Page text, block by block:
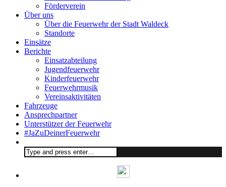
Förderverein
Über uns
Über die Feuerwehr der Stadt Waldeck
Standorte
Einsätze
Berichte
Einsatzabteilung
Jugendfeuerwehr
Kinderfeuerwehr
Feuerwehrmusik
Vereinsaktivitäten
Fahrzeuge
Ansprechpartner
Unterstützer der Feuerwehr
#JaZuDeinerFeuerwehr
Search
for: